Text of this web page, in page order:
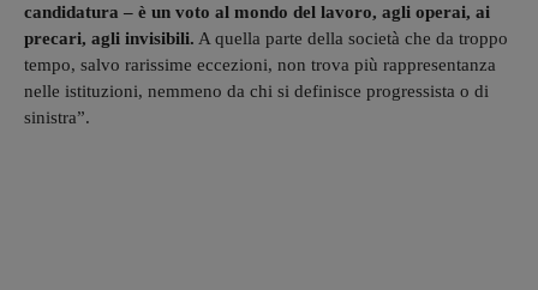
candidatura – è un voto al mondo del lavoro, agli operai, ai
precari, agli invisibili. A quella parte della società che da troppo
tempo, salvo rarissime eccezioni, non trova più rappresentanza
nelle istituzioni, nemmeno da chi si definisce progressista o di
sinistra”.